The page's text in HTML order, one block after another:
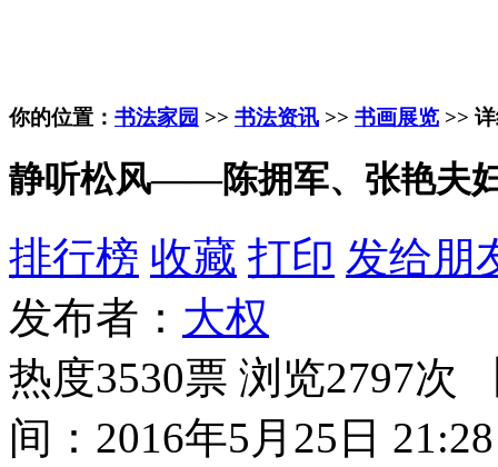
你的位置： 书法家园 >> 书法资讯 >> 书画展览 >>
静听松风——陈拥军、张艳夫
排行榜 收藏 打印 发给朋
发布者： 大权
热度3530票 浏览2797次
间：2016年5月25日 21:28